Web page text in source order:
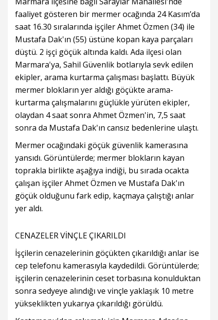
faaliyet gösteren bir mermer ocağında 24 Kasım’da
saat 16.30 sıralarında işçiler Ahmet Özmen (34) ile
Mustafa Dak'ın (55) üstüne kopan kaya parçaları
düştü. 2 işçi göçük altında kaldı. Ada ilçesi olan
Marmara'ya, Sahil Güvenlik botlarıyla sevk edilen
ekipler, arama kurtarma çalışması başlattı. Büyük
mermer blokların yer aldığı göçükte arama-
kurtarma çalışmalarını güçlükle yürüten ekipler,
olaydan 4 saat sonra Ahmet Özmen'in, 7,5 saat
sonra da Mustafa Dak'ın cansız bedenlerine ulaştı.
Mermer ocağındaki göçük güvenlik kamerasına
yansıdı. Görüntülerde; mermer blokların kayan
toprakla birlikte aşağıya indiği, bu sırada ocakta
çalışan işçiler Ahmet Özmen ve Mustafa Dak'ın
göçük olduğunu fark edip, kaçmaya çalıştığı anlar
yer aldı.
CENAZELER VİNÇLE ÇIKARILDI
İşçilerin cenazelerinin göçükten çıkarıldığı anlar ise
cep telefonu kamerasıyla kaydedildi. Görüntülerde;
işçilerin cenazelerinin ceset torbasına konulduktan
sonra sedyeye alındığı ve vinçle yaklaşık 10 metre
yükseklikten yukarıya çıkarıldığı görüldü.